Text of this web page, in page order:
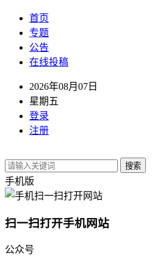
首页
专题
公告
在线投稿
2026年08月07日
星期五
登录
注册
搜索
手机版
扫一扫打开手机网站
公众号